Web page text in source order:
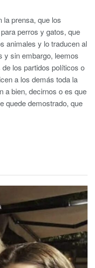
la prensa, que los
perros y gatos, que
animales y lo traducen al
y sin embargo, leemos
los partidos políticos o
a los demás toda la
a bien, decirnos o es que
quede demostrado, que